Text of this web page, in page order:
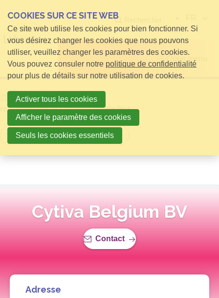
Open menu
Homeinfos pour Visiteurs
relatielijst detail publieke relatie lijst
Retour à la vue d'ensemble
Cytiva Belgium BV
Contact
Adresse
COOKIES SUR CE SITE WEB
Ce site web utilise les cookies pour bien fonctionner. Si
vous désirez changer les cookies que nous pouvons
utiliser, veuillez changer les paramètres des cookies.
Vous pouvez consuler notre politique de confidentialité
pour plus de détails sur notre utilisation de cookies.
Activer tous les cookies
Afficher le paramètre des cookies
Seuls les cookies essentiels